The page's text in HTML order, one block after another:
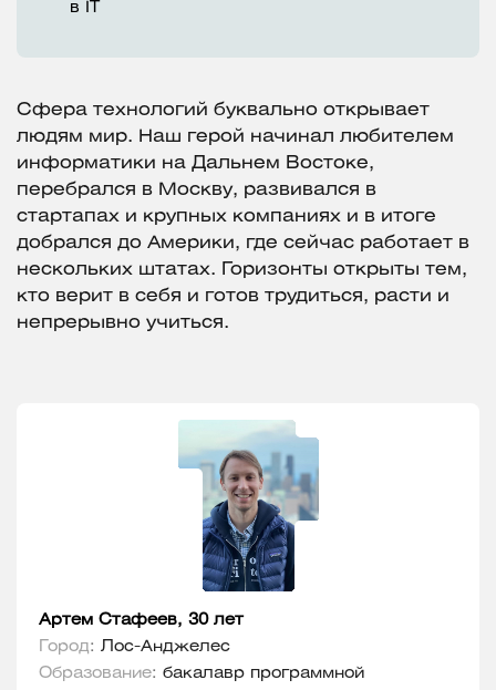
в IT
Сфера технологий буквально открывает
людям мир. Наш герой начинал любителем
информатики на Дальнем Востоке,
перебрался в Москву, развивался в
стартапах и крупных компаниях и в итоге
добрался до Америки, где сейчас работает в
нескольких штатах. Горизонты открыты тем,
кто верит в себя и готов трудиться, расти и
непрерывно учиться.
Артем Стафеев, 30 лет
Город: Лос-Анджелес
Образование: бакалавр программной